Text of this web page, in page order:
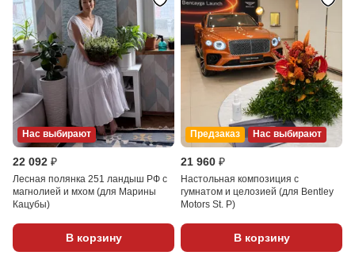
Нас выбирают
22 092 ₽
Лесная полянка 251 ландыш РФ с
магнолией и мхом (для Марины
Кацубы)
В корзину
Предзаказ Нас выбирают
21 960 ₽
Настольная композиция с
гумнатом и целозией (для Bentley
Motors St. P)
В корзину